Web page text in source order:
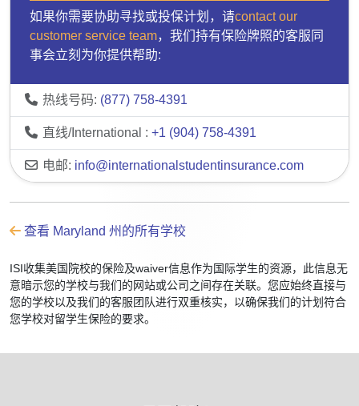
如果你需要协助寻找或投保计划，请contact our
customer service team，我们持有保险牌照的客服同
事会立刻为你提供帮助:
热线号码: (877) 758-4391
直线/International : +1 (904) 758-4391
电邮: info@internationalstudentinsurance.com
查看 Maryland 州的所有学校
ISI收集美国院校的保险及waiver信息作为国际学生的资源，此信息无
意暗示您的学校与我们的网站或公司之间存在关联。您应始终直接与
您的学校以及我们的客服团队进行双重核实，以确保我们的计划符合
您学校对留学生保险的要求。